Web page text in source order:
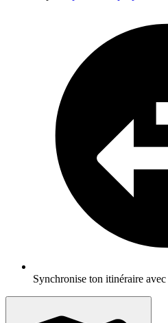
Synchronise ton itinéraire avec